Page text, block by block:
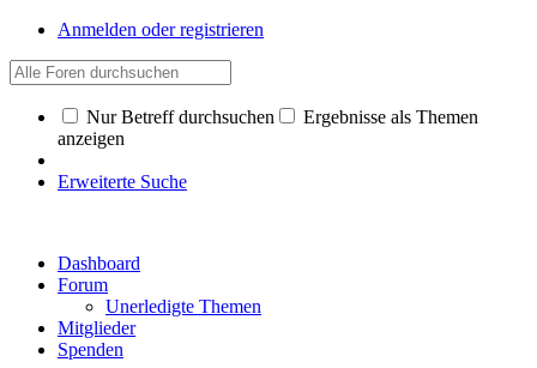
Anmelden oder registrieren
Nur Betreff durchsuchen
Ergebnisse als Themen
anzeigen
Erweiterte Suche
Dashboard
Forum
Unerledigte Themen
Mitglieder
Spenden